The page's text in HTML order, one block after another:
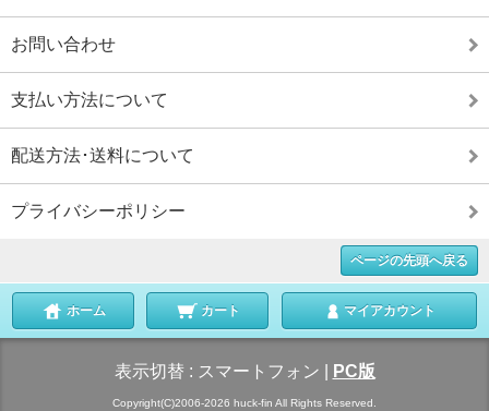
お問い合わせ
支払い方法について
配送方法･送料について
プライバシーポリシー
ページの先頭へ戻る
ホーム カート マイアカウント
表示切替 : スマートフォン PC版
Copyright(C)2006-2026 huck-fin All Rights Reserved.